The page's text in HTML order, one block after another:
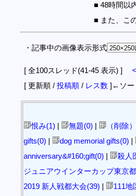
■ 48時間以
■ また、こ
・記事中の画像表示形式
[ 全100スレッド(41-45 表示) ]
[ 更新順 / 投稿順 / レス数 ]←ソー
恨み(1) | 無題(0) | （削除
gifts(0) | dog memorial gifts(0) |
anniversary&#160;gift(0) | 殺人
ジュニアウインターカップ東京
2019 新人戦都大会(39) | 111地